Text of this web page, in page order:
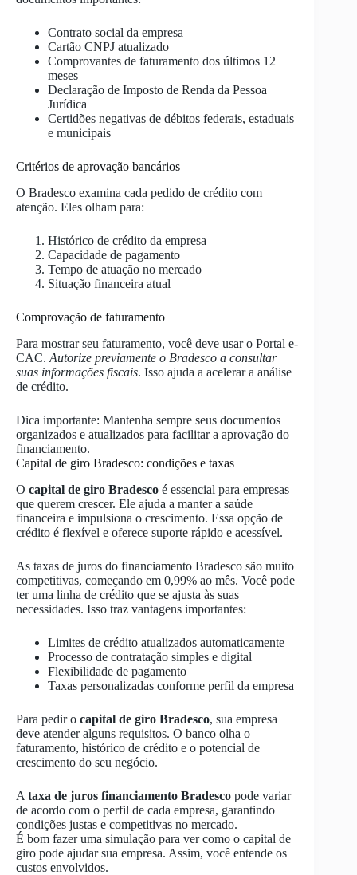
Contrato social da empresa
Cartão CNPJ atualizado
Comprovantes de faturamento dos últimos 12
meses
Declaração de Imposto de Renda da Pessoa
Jurídica
Certidões negativas de débitos federais, estaduais
e municipais
Critérios de aprovação bancários
O Bradesco examina cada pedido de crédito com
atenção. Eles olham para:
Histórico de crédito da empresa
Capacidade de pagamento
Tempo de atuação no mercado
Situação financeira atual
Comprovação de faturamento
Para mostrar seu faturamento, você deve usar o Portal e-
CAC. Autorize previamente o Bradesco a consultar
suas informações fiscais. Isso ajuda a acelerar a análise
de crédito.
Dica importante: Mantenha sempre seus documentos
organizados e atualizados para facilitar a aprovação do
financiamento.
Capital de giro Bradesco: condições e taxas
O capital de giro Bradesco é essencial para empresas
que querem crescer. Ele ajuda a manter a saúde
financeira e impulsiona o crescimento. Essa opção de
crédito é flexível e oferece suporte rápido e acessível.
As taxas de juros do financiamento Bradesco são muito
competitivas, começando em 0,99% ao mês. Você pode
ter uma linha de crédito que se ajusta às suas
necessidades. Isso traz vantagens importantes:
Limites de crédito atualizados automaticamente
Processo de contratação simples e digital
Flexibilidade de pagamento
Taxas personalizadas conforme perfil da empresa
Para pedir o capital de giro Bradesco, sua empresa
deve atender alguns requisitos. O banco olha o
faturamento, histórico de crédito e o potencial de
crescimento do seu negócio.
A taxa de juros financiamento Bradesco pode variar
de acordo com o perfil de cada empresa, garantindo
condições justas e competitivas no mercado.
É bom fazer uma simulação para ver como o capital de
giro pode ajudar sua empresa. Assim, você entende os
custos envolvidos.